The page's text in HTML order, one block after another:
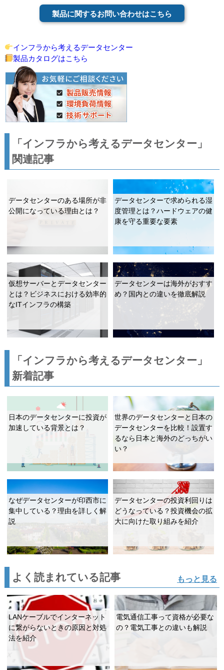
製品に関するお問い合わせはこちら
インフラから考えるデータセンター
製品カタログはこちら
「インフラから考えるデータセンター」
関連記事
データセンターのある場所が非
公開になっている理由とは？
データセンターで求められる湿
度管理とは？ハードウェアの健
康を守る重要な要素
仮想サーバーとデータセンター
とは？ビジネスにおける効率的
なITインフラの構築
データセンターは海外がおすす
め？国内との違いを徹底解説
「インフラから考えるデータセンター」
新着記事
日本のデータセンターに投資が
加速している背景とは？
世界のデータセンターと日本の
データセンターを比較！設置す
るなら日本と海外のどっちがい
い？
なぜデータセンターが印西市に
集中している？理由を詳しく解
説
データセンターの投資利回りは
どうなっている？投資機会の拡
大に向けた取り組みを紹介
よく読まれている記事 もっと見る
LANケーブルでインターネット
に繋がらないときの原因と対処
法を紹介
電気通信工事って資格が必要な
の？電気工事との違いも解説